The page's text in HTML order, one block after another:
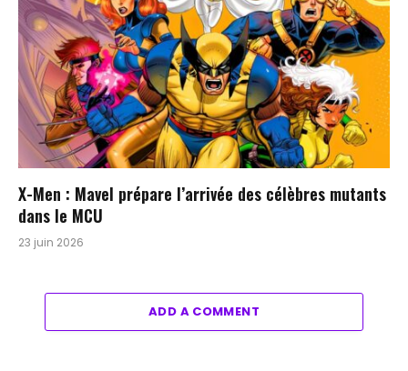
X-Men : Mavel prépare l’arrivée des célèbres mutants
dans le MCU
23 juin 2026
ADD A COMMENT